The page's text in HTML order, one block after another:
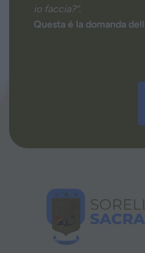
io faccia?”.
Questa è la domanda